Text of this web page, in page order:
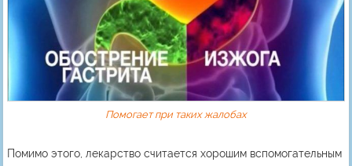
Помогает при таких жалобах
Помимо этого, лекарство считается хорошим вспомогательным